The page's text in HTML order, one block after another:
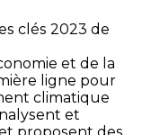
clés 2023 de
et de la
ligne pour
climatique
et
proposent des